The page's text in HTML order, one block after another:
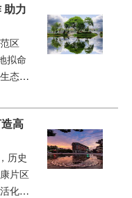
助力
区
拟命
态文
高
历史
片区
化利